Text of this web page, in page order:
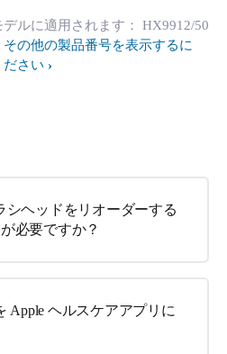
ルに適用されます： HX9912/50
その他の製品番号を表示するに
ださい
シヘッドをリオーダーする
必要ですか？
Apple ヘルスケアアプリに